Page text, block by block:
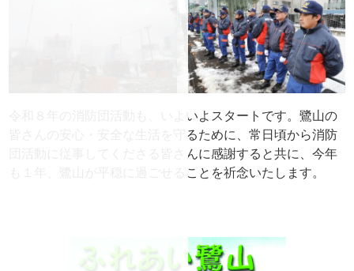
令和８年の消防団活動も、いよいよスタートです。鷺山の
皆さんの安心・安全な生活を守るために、常日頃から消防
団活動に従事してくださる皆さんに感謝すると共に、今年
も１年、鷺山が平穏に過ごせることを祈念いたします。